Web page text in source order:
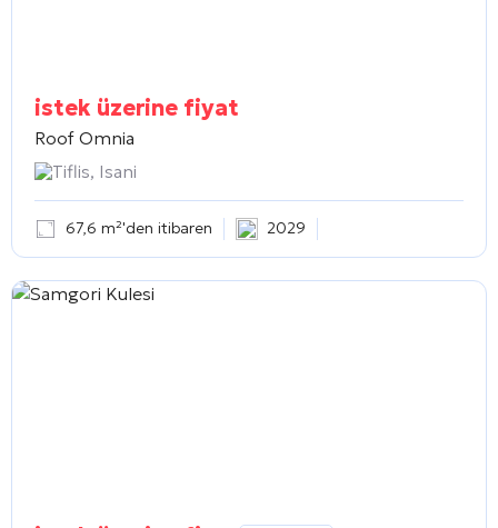
istek üzerine fiyat
Roof Omnia
Tiflis, Isani
67,6 m²'den itibaren 2029